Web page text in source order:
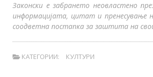
Законски е забрането неовластено
информацијата, цитат и пренесување
соодветна постапка за заштита на
КАТЕГОРИИ:
КУЛТУРИ